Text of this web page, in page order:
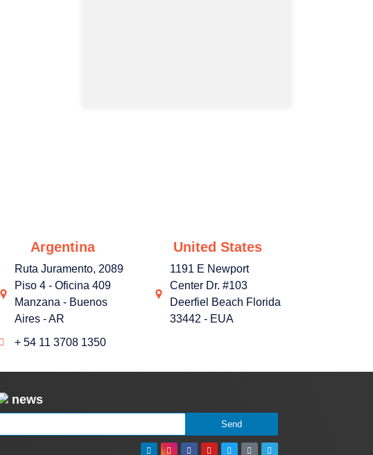
Argentina
Ruta Juramento, 2089
Piso 4 - Oficina 409
Manzana - Buenos
Aires - AR
+ 54 11 3708 1350
United States
1191 E Newport
Center Dr. #103
Deerfiel Beach Florida
33442 - EUA
news
Send